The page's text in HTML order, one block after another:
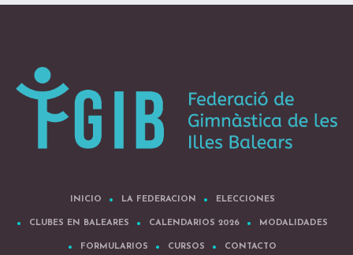
INICIO LA FEDERACION ELECCIONES
CLUBES EN BALEARES CALENDARIOS 2026 MODALIDADES
FORMULARIOS CURSOS CONTACTO